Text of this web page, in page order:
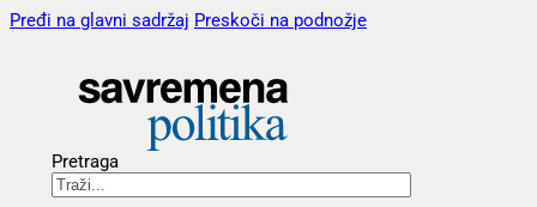
Pređi na glavni sadržaj Preskoči na podnožje
Pretraga